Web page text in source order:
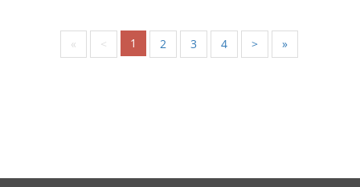
« < 1 2 3 4 > »